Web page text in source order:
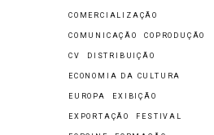
COMERCIALIZAÇÃO
COMUNICAÇÃO COPRODUÇÃO
CV DISTRIBUIÇÃO
ECONOMIA DA CULTURA
EUROPA EXIBIÇÃO
EXPORTAÇÃO FESTIVAL